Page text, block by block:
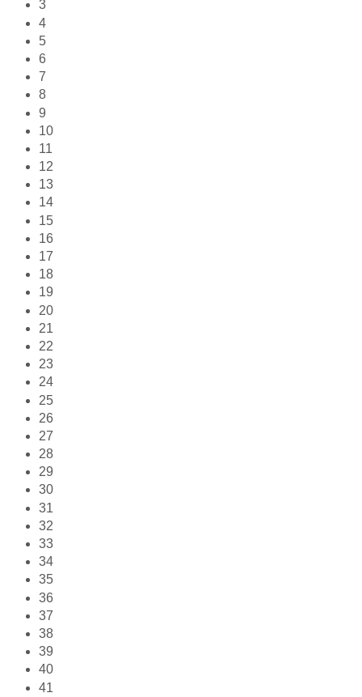
3
4
5
6
7
8
9
10
11
12
13
14
15
16
17
18
19
20
21
22
23
24
25
26
27
28
29
30
31
32
33
34
35
36
37
38
39
40
41